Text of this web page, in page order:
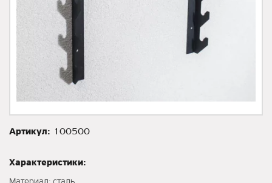
Артикул: 100500
Характеристики: